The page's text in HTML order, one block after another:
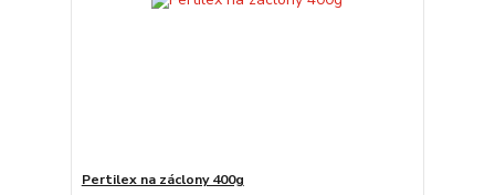
Pertilex na záclony 400g